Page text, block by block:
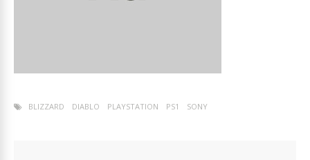
BLIZZARD DIABLO PLAYSTATION PS1 SONY